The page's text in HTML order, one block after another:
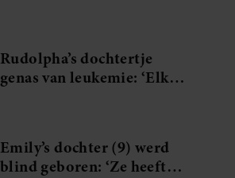
Rudolpha’s dochtertje
genas van leukemie: ‘Elke
Emily’s dochter (9) werd
blind geboren: ‘Ze heeft